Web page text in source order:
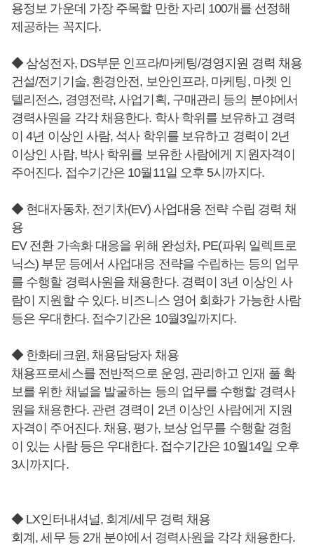
용정보 가운데 가장 주목할 만한 자리 100개를 선정해
제공하는 꼭지다.
◆ 삼성전자, DS부문 인프라/마케팅/경영지원 경력 채용
건설/전기기술, 환경안전, 보안인프라, 마케팅, 마켓 인
텔리전스, 경영전략, 사업기획, 구매관리 등의 분야에서
경력사원을 각각 채용한다. 학사 학위를 보유하고 경력
이 4년 이상인 사람, 석사 학위를 보유하고 경력이 2년
이상인 사람, 박사 학위를 보유한 사람에게 지원자격이
주어진다. 접수기간은 10월11일 오후 5시까지다.
◆ 현대자동차, 전기차(EV) 사업대응 전략 수립 경력 채
용
EV 전환 가속화 대응을 위해 완성차, PE(파워 일렉트로
닉스) 부문 등에서 사업대응 전략을 수립하는 등의 업무
를 수행할 경력사원을 채용한다. 경력이 3년 이상인 사
람이 지원할 수 있다. 비즈니스 영어 회화가 가능한 사람
등은 우대한다. 접수기간은 10월3일까지다.
◆ 한화테크윈, 채용담당자 채용
채용프로세스를 전반적으로 운영, 관리하고 인재 풀 확
보를 위한 채널을 발굴하는 등의 업무를 수행할 경력사
원을 채용한다. 관련 경력이 2년 이상인 사람에게 지원
자격이 주어진다. 채용, 평가, 보상 업무를 수행할 경험
이 있는 사람 등은 우대한다. 접수기간은 10월14일 오후
3시까지다.
◆ LX인터내셔널, 회계/세무 경력 채용
회계, 세무 등 2개 분야에서 경력사원을 각각 채용한다.